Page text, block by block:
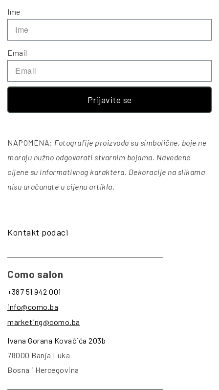
Ime
Email
Prijavite se
NAPOMENA: Fotografije proizvoda su simbolične, boje ne
moraju nužno odgovarati stvarnim bojama. Navedene
cijene su informativnog karaktera. Dekoracije na slikama
nisu uračunate u cijenu artikla.
Kontakt podaci
Como salon
+387 51 942 001
info@como.ba
marketing@como.ba
Ivana Gorana Kovačića 203b
78000 Banja Luka
Bosna i Hercegovina